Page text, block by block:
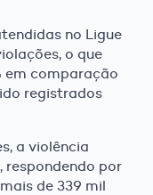
no Ligue
o que
em comparação
registrados
a violência
por
de 339 mil